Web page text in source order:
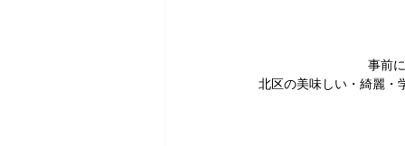
事前
北区の美味しい・綺麗・